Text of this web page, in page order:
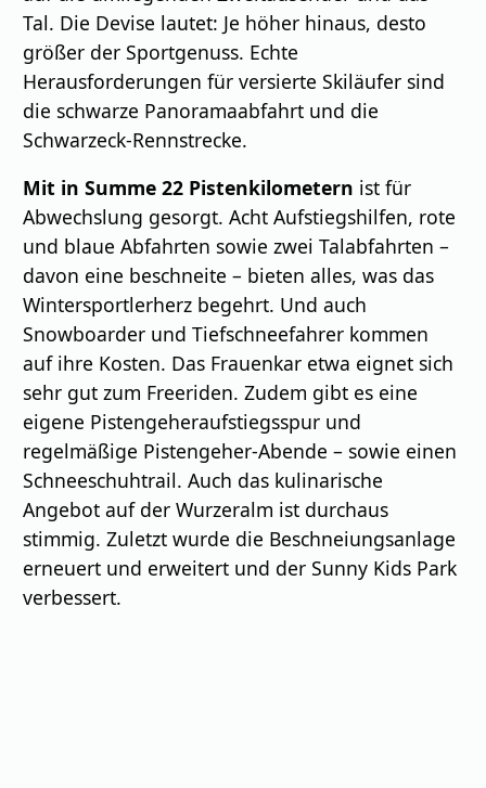
Tal. Die Devise lautet: Je höher hinaus, desto
größer der Sportgenuss. Echte
Herausforderungen für versierte Skiläufer sind
die schwarze Panoramaabfahrt und die
Schwarzeck-Rennstrecke.
Mit in Summe 22 Pistenkilometern ist für
Abwechslung gesorgt. Acht Aufstiegshilfen, rote
und blaue Abfahrten sowie zwei Talabfahrten –
davon eine beschneite – bieten alles, was das
Wintersportlerherz begehrt. Und auch
Snowboarder und Tiefschneefahrer kommen
auf ihre Kosten. Das Frauenkar etwa eignet sich
sehr gut zum Freeriden. Zudem gibt es eine
eigene Pistengeheraufstiegsspur und
regelmäßige Pistengeher-Abende – sowie einen
Schneeschuhtrail. Auch das kulinarische
Angebot auf der Wurzeralm ist durchaus
stimmig. Zuletzt wurde die Beschneiungsanlage
erneuert und erweitert und der Sunny Kids Park
verbessert.